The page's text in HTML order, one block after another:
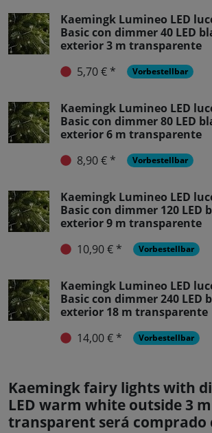
Kaemingk Lumineo LED
Basic con dimmer 40 LED
exterior 3 m transparente
5,70 € *
Vorbestellbar
Kaemingk Lumineo LED
Basic con dimmer 80 LED
exterior 6 m transparente
8,90 € *
Vorbestellbar
Kaemingk Lumineo LED
Basic con dimmer 120 LED
exterior 9 m transparente
10,90 € *
Vorbestellbar
Kaemingk Lumineo LED
Basic con dimmer 240 LED
exterior 18 m transparente
14,00 € *
Vorbestellbar
Kaemingk fairy lights with
LED warm white outside 3 m
transparent será comprado